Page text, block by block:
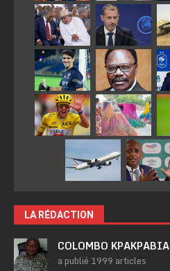
LA RÉDACTION
COLOMBO KPAKPABIA
a publié 1999 articles